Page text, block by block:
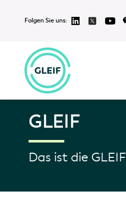
Folgen Sie uns:
GLEIF
Das ist die GLEIF